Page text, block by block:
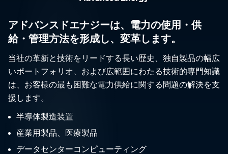
アドバンスドエナジーは、電力の使用・供
給・管理方法を形成し、変革します。
当社の革新と技術をリードする長い歴史、独自製品の幅広
いポートフォリオ、および広範囲にわたる技術的専門知識
は、お客様の最も困難な電力供給に関する問題の解決を支
援します。
半導体製造装置
産業用製品、医療製品
データセンターコンピューティング